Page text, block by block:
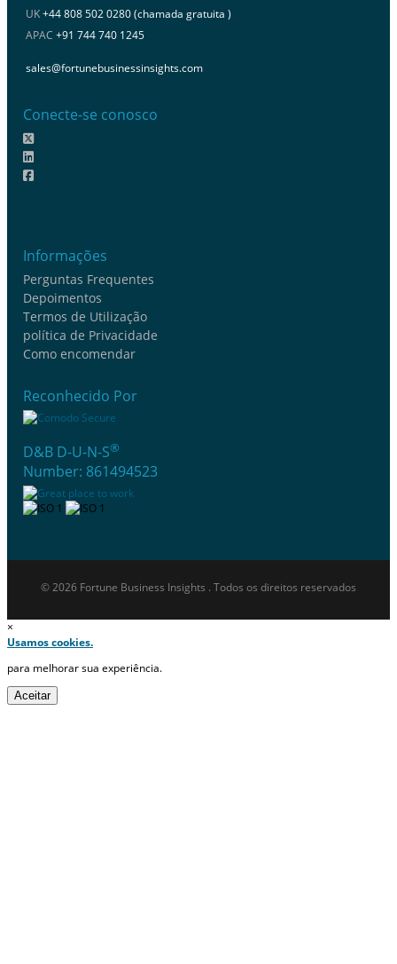
UK+44 808 502 0280 (chamada gratuita )
APAC +91 744 740 1245
sales@fortunebusinessinsights.com
Conecte-se conosco
Informações
Perguntas Frequentes
Depoimentos
Termos de Utilização
política de Privacidade
Como encomendar
Reconhecido Por
D&B D-U-N-S®
Number: 861494523
© 2026 Fortune Business Insights . Todos os direitos reservados
×
Usamos cookies.
para melhorar sua experiência.
Aceitar